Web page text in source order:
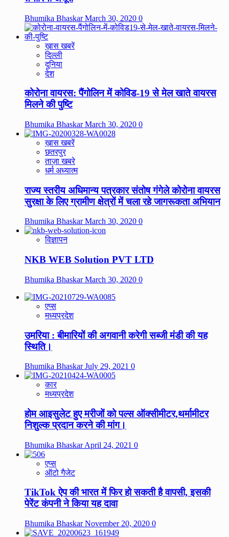
Bhumika BhaskarMarch 30, 2020 0
ख़ास खबरें
दिल्ली
दुनिया
देश
कोरोना वायरस: पैंगोलिन में कोविड-19 से मेल खाते वायरस
मिलने की पुष्टि
Bhumika BhaskarMarch 30, 2020 0
ख़ास खबरें
छतरपुर
ताज़ा खबरे
धर्म अध्यात्म
राज्य स्तरीय अधिमान्य पत्रकार संतोष गंगेले कोरोना वायरस
सुरक्षा के लिए ग्रामीण क्षेत्रों में चला रहे जागरूकता अभियान
Bhumika BhaskarMarch 30, 2020 0
विज्ञापन
NKB WEB Solution PVT LTD
Bhumika BhaskarMarch 30, 2020 0
एप्स
मध्यप्रदेश
उमरिया : बीमारियों की अगवानी करेगी सब्जी मंडी की यह
स्थिति।
Bhumika BhaskarJuly 29, 2021 0
कार
मध्यप्रदेश
होम आइसुलेट हुए मरीजों को पल्स ऑक्सीमीटर,थर्मामीटर
निशुल्क प्रदान करने की मांग।
Bhumika BhaskarApril 24, 2021 0
एप्स
ऑटो गैजेट
TikTok ऐप की भारत में फिर हो सकती है वापसी, इसकी
पेरेंट कंपनी ने किया यह दावा
Bhumika BhaskarNovember 20, 2020 0